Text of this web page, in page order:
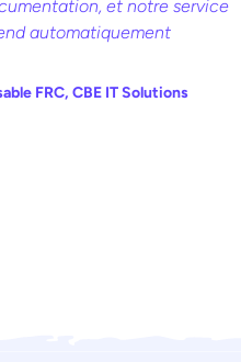
et notre service
automatiquement
FRC, CBE IT Solutions